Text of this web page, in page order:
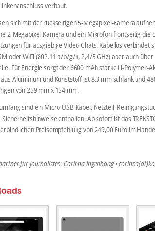
verbaut.
sich mit der rückseitigen 5-Megapixel-Kamera
2-Megapixel-Kamera und ein Mikrofon frontseitig die
für ausgiebige Video-Chats. Kabellos verbindet
oder WiFi (802.11 a/b/g/n, 2,4/5 GHz) aber auch
Für Energie sorgt der 6600 mAh starke Li-Polymer-
Aluminium und Kunststoff ist 8,3 mm schlank und
von 259 mm x 154 mm.
sind ein Micro-USB-Kabel, Netzteil,
enthalten. Ab sofort ist das
Preisempfehlung von 249,00 Euro im
für Journalisten: Corinna Ingenhaag •